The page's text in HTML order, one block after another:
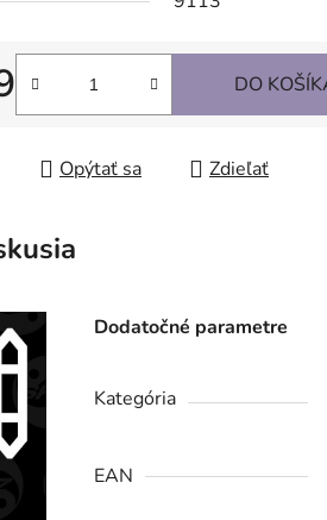
cena:
DO
Opýtať sa Zdieľať
Dodatočné parametre
Kategória
EAN